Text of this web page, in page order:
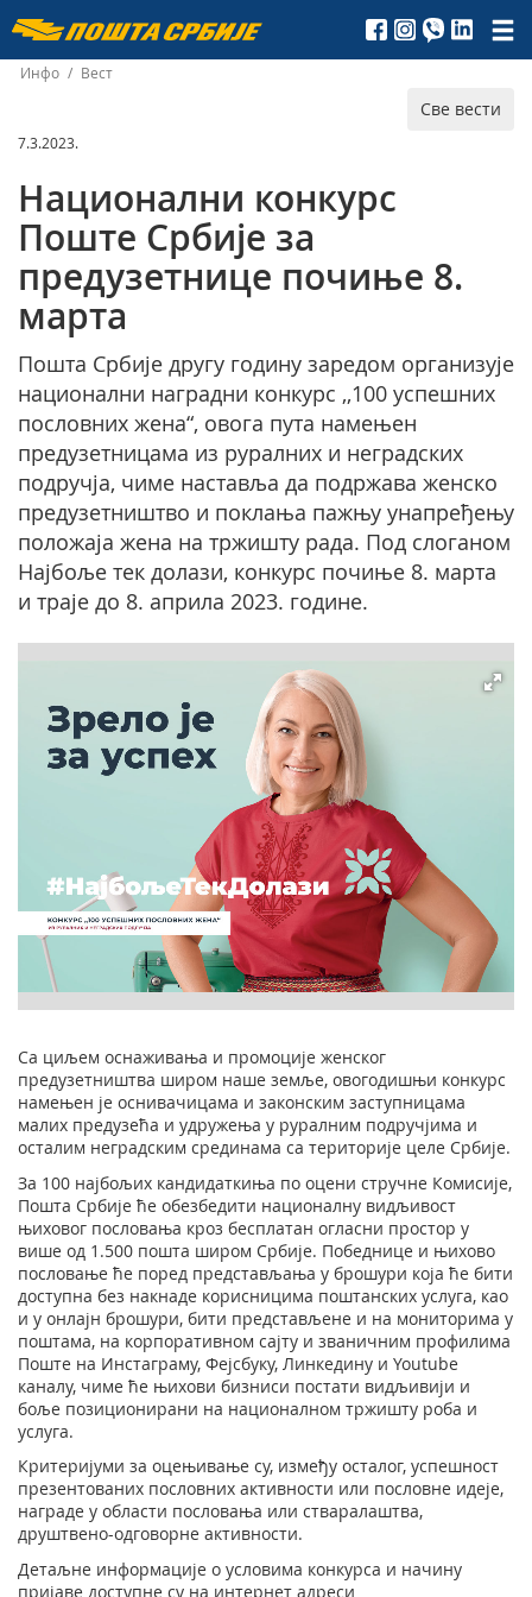
Пошта
Србије
д.о.о.
Инфо / Вест
Све вести
7.3.2023.
Национални конкурс
Поште Србије за
предузетнице почиње 8.
марта
Пошта Србије другу годину заредом организује
национални наградни конкурс ,,100 успешних
пословних жена“, овога пута намењен
предузетницама из руралних и неградских
подручја, чиме наставља да подржава женско
предузетништво и поклања пажњу унапређењу
положаја жена на тржишту рада. Под слоганом
Најбоље тек долази, конкурс почиње 8. марта
и траје до 8. априла 2023. године.
Са циљем оснаживања и промоције женског
предузетништва широм наше земље, овогодишњи конкурс
намењен је оснивачицама и законским заступницама
малих предузећа и удружења у руралним подручјима и
осталим неградским срединама са територије целе Србије.
За 100 најбољих кандидаткиња по оцени стручне Комисије,
Пошта Србије ће обезбедити националну видљивост
њиховог пословања кроз бесплатан огласни простор у
више од 1.500 пошта широм Србије. Победнице и њихово
пословање ће поред представљања у брошури која ће бити
доступна без накнаде корисницима поштанских услуга, као
и у онлајн брошури, бити представљене и на мониторима у
поштама, на корпоративном сајту и званичним профилима
Поште на Инстаграму, Фејсбуку, Линкедину и Youtube
каналу, чиме ће њихови бизниси постати видљивији и
боље позиционирани на националном тржишту роба и
услуга.
Критеријуми за оцењивање су, између осталог, успешност
презентованих пословних активности или пословне идеје,
награде у области пословања или стваралаштва,
друштвено-одговорне активности.
Детаљне информације о условима конкурса и начину
пријаве доступне су на интернет адреси